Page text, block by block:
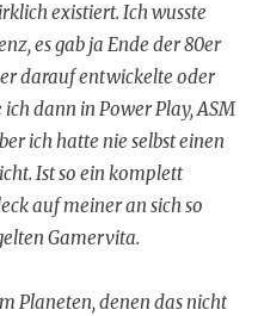
existiert. Ich wusste
es gab ja Ende der 80er
darauf entwickelte oder
dann in Power Play, ASM
ich hatte nie selbst einen
Ist so ein komplett
auf meiner an sich so
Gamervita.
Planeten, denen das nicht